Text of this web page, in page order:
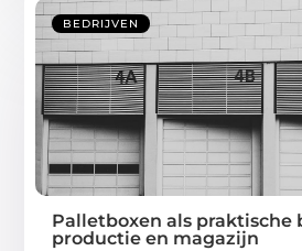
BEDRIJVEN
Palletboxen als praktische
productie en magazijn